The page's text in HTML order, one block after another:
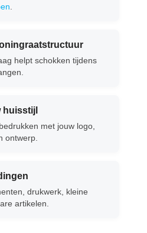
helpt schokken tijdens
huisstijl
met jouw logo,
ontwerp.
drukwerk, kleine
artikelen.